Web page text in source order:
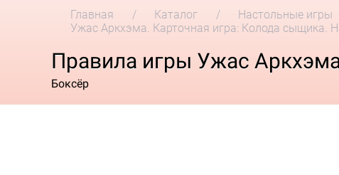
Главная Каталог Настольные игры
Ужас Аркхэма. Карточная игра: Колода сыщика.
Правила игры Ужас
Боксёр